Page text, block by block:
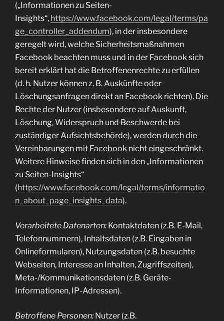
(„Informationen zu Seiten-
Insights“, https://www.facebook.com/legal/terms/pa
ge_controller_addendum), in der insbesondere
geregelt wird, welche Sicherheitsmaßnahmen
Facebook beachten muss und in der Facebook sich
bereit erklärt hat die Betroffenenrechte zu erfüllen
(d. h. Nutzer können z. B. Auskünfte oder
Löschungsanfragen direkt an Facebook richten). Die
Rechte der Nutzer (insbesondere auf Auskunft,
Löschung, Widerspruch und Beschwerde bei
zuständiger Aufsichtsbehörde), werden durch die
Vereinbarungen mit Facebook nicht eingeschränkt.
Weitere Hinweise finden sich in den „Informationen
zu Seiten-Insights“
(https://www.facebook.com/legal/terms/informatio
n_about_page_insights_data).
Verarbeitete Datenarten: Kontaktdaten (z.B. E-Mail,
Telefonnummern), Inhaltsdaten (z.B. Eingaben in
Onlineformularen), Nutzungsdaten (z.B. besuchte
Webseiten, Interesse an Inhalten, Zugriffszeiten),
Meta-/Kommunikationsdaten (z.B. Geräte-
Informationen, IP-Adressen).
Betroffene Personen: Nutzer (z.B.